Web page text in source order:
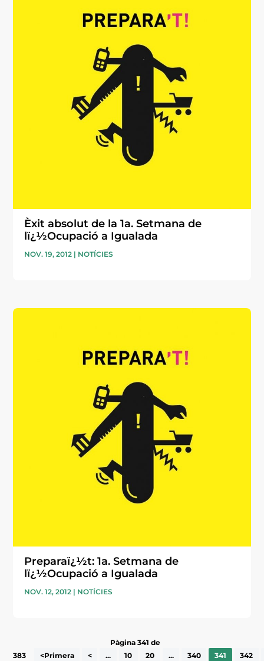
Èxit absolut de la 1a. Setmana de
lï¿½Ocupació a Igualada
NOV. 19, 2012 | NOTÍCIES
Preparaï¿½t: 1a. Setmana de
lï¿½Ocupació a Igualada
NOV. 12, 2012 | NOTÍCIES
Pàgina 341 de
383
<Primera < ... 10 20 ... 340 341 342